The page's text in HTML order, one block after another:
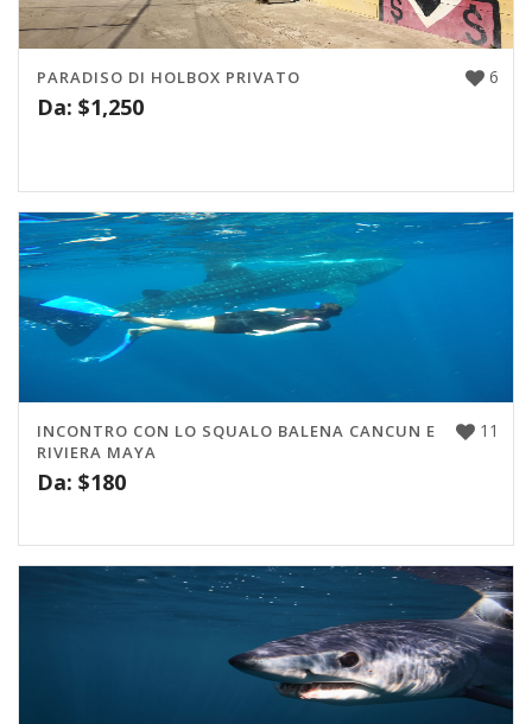
6
PARADISO DI HOLBOX PRIVATO
Da: $1,250
11
INCONTRO CON LO SQUALO BALENA CANCUN E
RIVIERA MAYA
Da: $180